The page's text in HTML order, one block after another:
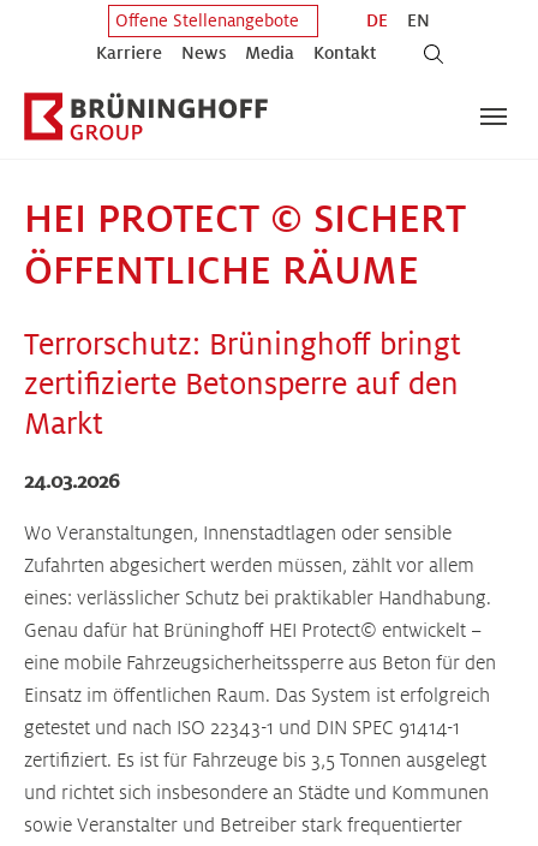
Zum Hauptinhalt springen
Zum Fuß der Seite springen
Offene Stellenangebote
Karriere
News Media Kontakt
DE EN
HEI PROTECT © SICHERT
ÖFFENTLICHE RÄUME
Terrorschutz: Brüninghoff bringt
zertifizierte Betonsperre auf den
Markt
24.03.2026
Wo Veranstaltungen, Innenstadtlagen oder sensible
Zufahrten abgesichert werden müssen, zählt vor allem
eines: verlässlicher Schutz bei praktikabler Handhabung.
Genau dafür hat Brüninghoff HEI Protect© entwickelt –
eine mobile Fahrzeugsicherheitssperre aus Beton für den
Einsatz im öffentlichen Raum. Das System ist erfolgreich
getestet und nach ISO 22343-1 und DIN SPEC 91414-1
zertifiziert. Es ist für Fahrzeuge bis 3,5 Tonnen ausgelegt
und richtet sich insbesondere an Städte und Kommunen
sowie Veranstalter und Betreiber stark frequentierter